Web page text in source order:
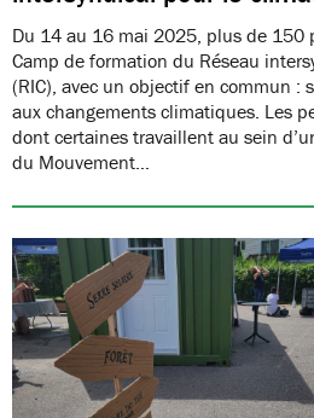
Du 14 au 16 mai 2025, plus de 150
Camp de formation du Réseau
(RIC), avec un objectif en commun :
aux changements climatiques. Les
dont certaines travaillent au sein
du Mouvement…